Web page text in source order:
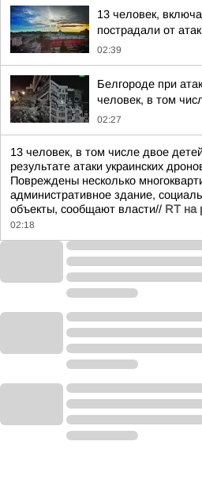
13 человек,
пострадали от
02:39
Белгороде при
человек, в том
02:27
13 человек, в том числе двое
результате атаки украинских
Повреждены несколько
административное здание,
объекты, сообщают власти// RT на
02:18